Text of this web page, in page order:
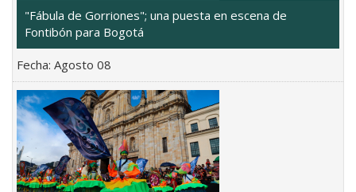
"Fábula de Gorriones"; una puesta en escena de
Fontibón para Bogotá
Fecha: Agosto 08